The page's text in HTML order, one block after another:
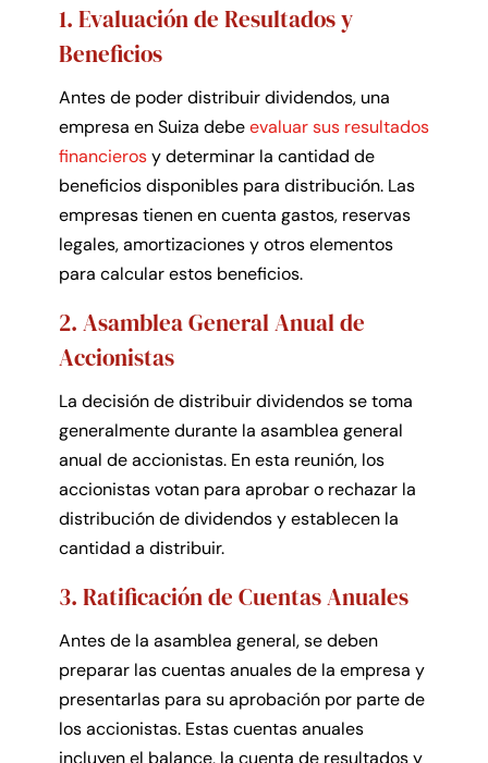
1. Evaluación de Resultados y
Beneficios
Antes de poder distribuir dividendos, una
empresa en Suiza debe evaluar sus resultados
financieros y determinar la cantidad de
beneficios disponibles para distribución. Las
empresas tienen en cuenta gastos, reservas
legales, amortizaciones y otros elementos
para calcular estos beneficios.
2. Asamblea General Anual de
Accionistas
La decisión de distribuir dividendos se toma
generalmente durante la asamblea general
anual de accionistas. En esta reunión, los
accionistas votan para aprobar o rechazar la
distribución de dividendos y establecen la
cantidad a distribuir.
3. Ratificación de Cuentas Anuales
Antes de la asamblea general, se deben
preparar las cuentas anuales de la empresa y
presentarlas para su aprobación por parte de
los accionistas. Estas cuentas anuales
incluyen el balance, la cuenta de resultados y